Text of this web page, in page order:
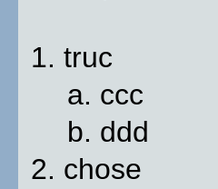
truc
ccc
ddd
chose